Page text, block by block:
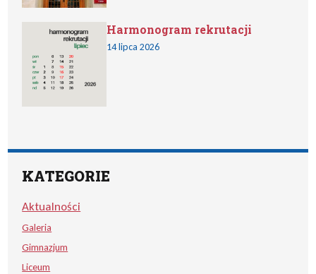
Harmonogram rekrutacji
14 lipca 2026
KATEGORIE
Aktualności
Galeria
Gimnazjum
Liceum